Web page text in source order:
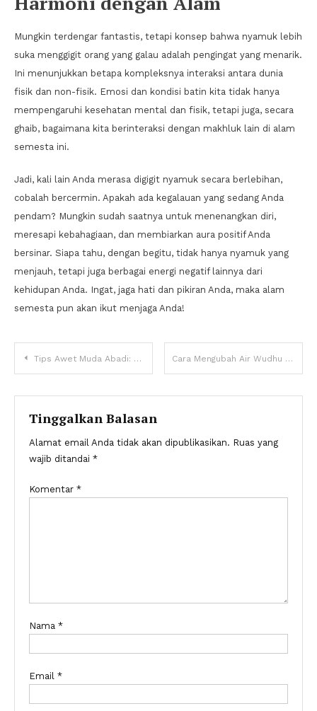
Mungkin terdengar fantastis, tetapi konsep bahwa nyamuk lebih
suka menggigit orang yang galau adalah pengingat yang menarik.
Ini menunjukkan betapa kompleksnya interaksi antara dunia
fisik dan non-fisik. Emosi dan kondisi batin kita tidak hanya
mempengaruhi kesehatan mental dan fisik, tetapi juga, secara
ghaib, bagaimana kita berinteraksi dengan makhluk lain di alam
semesta ini.
Jadi, kali lain Anda merasa digigit nyamuk secara berlebihan,
cobalah bercermin. Apakah ada kegalauan yang sedang Anda
pendam? Mungkin sudah saatnya untuk menenangkan diri,
meresapi kebahagiaan, dan membiarkan aura positif Anda
bersinar. Siapa tahu, dengan begitu, tidak hanya nyamuk yang
menjauh, tetapi juga berbagai energi negatif lainnya dari
kehidupan Anda. Ingat, jaga hati dan pikiran Anda, maka alam
semesta pun akan ikut menjaga Anda!
Navigasi
pos
Tips Awet Muda Abadi: Cukup Sering-sering Napas di Depan Kipas Angin. Cara Mengubah Air Wudhu Menjadi Pertamax Turbo, Pertamina Ketar-ketir!
Tinggalkan Balasan
Alamat email Anda tidak akan dipublikasikan. Ruas yang
wajib ditandai *
Komentar *
Nama *
Email *